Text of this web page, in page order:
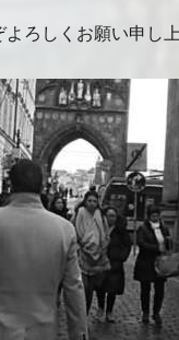
ろしくお願い申し上